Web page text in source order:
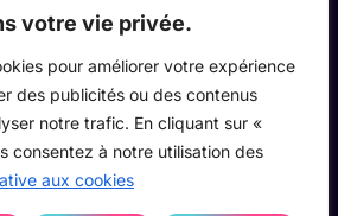
votre vie privée.
pour améliorer votre expérience
des publicités ou des contenus
notre trafic. En cliquant sur «
consentez à notre utilisation des
aux cookies
d’utilisation